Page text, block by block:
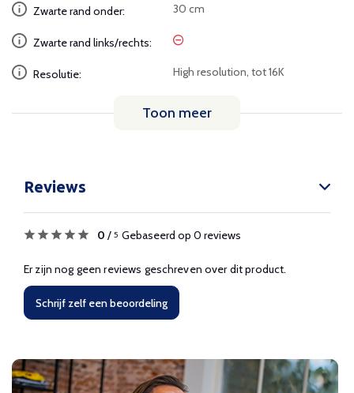
Zwarte rand onder: 30 cm
Zwarte rand links/rechts:
Resolutie: High resolution, tot 16K
Toon meer
Reviews
0 / 5 Gebaseerd op 0 reviews
Er zijn nog geen reviews geschreven over dit product.
Schrijf zelf een beoordeling